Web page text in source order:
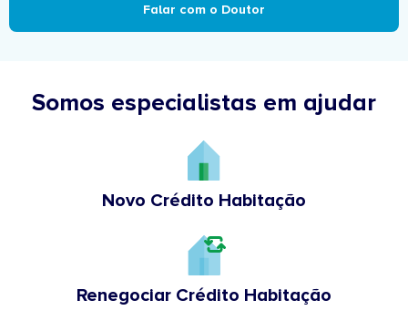
Falar com o Doutor
Somos especialistas em ajudar
Novo Crédito Habitação
Renegociar Crédito Habitação